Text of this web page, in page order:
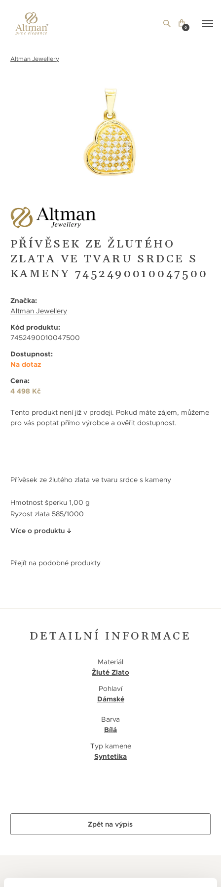
0
Altman Jewellery
PŘÍVĚSEK ZE ŽLUTÉHO
ZLATA VE TVARU SRDCE S
KAMENY 7452490010047500
Značka:
Altman Jewellery
Kód produktu:
7452490010047500
Dostupnost:
Na dotaz
Cena:
4 498 Kč
Tento produkt není již v prodeji. Pokud máte zájem, můžeme
pro vás poptat přímo výrobce a ověřit dostupnost.
Přívěsek ze žlutého zlata ve tvaru srdce s kameny
Hmotnost šperku 1,00 g
Ryzost zlata 585/1000
Více o produktu
Přejít na podobné produkty
DETAILNÍ INFORMACE
Materiál
Žluté Zlato
Pohlaví
Dámské
Barva
Bílá
Typ kamene
Syntetika
Zpět na výpis